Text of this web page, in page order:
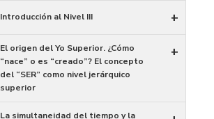
Introducción al Nivel III +
El origen del Yo Superior. ¿Cómo
“nace” o es “creado”? El concepto
del “SER” como nivel jerárquico
superior
+
La simultaneidad del tiempo y la